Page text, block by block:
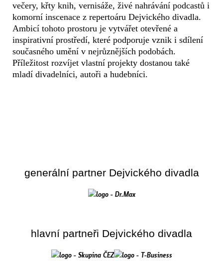
večery, křty knih, vernisáže, živé nahrávání podcastů i
komorní inscenace z repertoáru Dejvického divadla.
Ambicí tohoto prostoru je vytvářet otevřené a
inspirativní prostředí, které podporuje vznik i sdílení
současného umění v nejrůznějších podobách.
Příležitost rozvíjet vlastní projekty dostanou také
mladí divadelníci, autoři a hudebníci.
generální partner Dejvického divadla
hlavní partneři Dejvického divadla